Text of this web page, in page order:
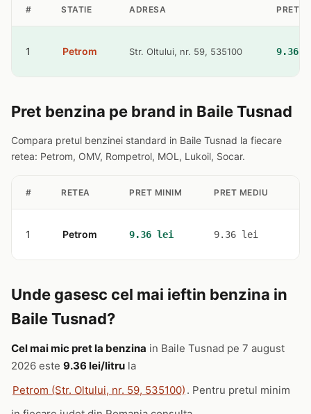
# STATIE ADRESA PRET
1 Petrom Str. Oltului, nr. 59, 535100 9.36
Pret benzina pe brand in Baile Tusnad
Compara pretul benzinei standard in Baile Tusnad la fiecare
retea: Petrom, OMV, Rompetrol, MOL, Lukoil, Socar.
# RETEA PRET MINIM PRET MEDIU
1 Petrom 9.36 lei 9.36 lei
Unde gasesc cel mai ieftin benzina in
Baile Tusnad?
Cel mai mic pret la benzina in Baile Tusnad pe 7 august
2026 este 9.36 lei/litru la
Petrom (Str. Oltului, nr. 59, 535100) . Pentru pretul minim